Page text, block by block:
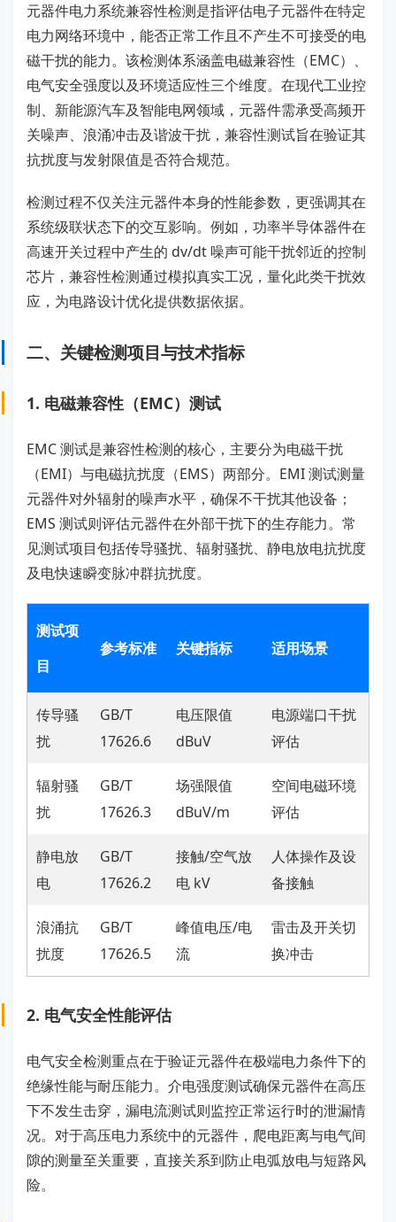
元器件电力系统兼容性检测是指评估电子元器件在特定
电力网络环境中，能否正常工作且不产生不可接受的电
磁干扰的能力。该检测体系涵盖电磁兼容性（EMC）、
电气安全强度以及环境适应性三个维度。在现代工业控
制、新能源汽车及智能电网领域，元器件需承受高频开
关噪声、浪涌冲击及谐波干扰，兼容性测试旨在验证其
抗扰度与发射限值是否符合规范。
检测过程不仅关注元器件本身的性能参数，更强调其在
系统级联状态下的交互影响。例如，功率半导体器件在
高速开关过程中产生的 dv/dt 噪声可能干扰邻近的控制
芯片，兼容性检测通过模拟真实工况，量化此类干扰效
应，为电路设计优化提供数据依据。
二、关键检测项目与技术指标
1. 电磁兼容性（EMC）测试
EMC 测试是兼容性检测的核心，主要分为电磁干扰
（EMI）与电磁抗扰度（EMS）两部分。EMI 测试测量
元器件对外辐射的噪声水平，确保不干扰其他设备；
EMS 测试则评估元器件在外部干扰下的生存能力。常
见测试项目包括传导骚扰、辐射骚扰、静电放电抗扰度
及电快速瞬变脉冲群抗扰度。
测试项
目
参考标准 关键指标 适用场景
传导骚
扰
GB/T
17626.6
电压限值
dBuV
电源端口干扰
评估
辐射骚
扰
GB/T
17626.3
场强限值
dBuV/m
空间电磁环境
评估
静电放
电
GB/T
17626.2
接触/空气放
电 kV
人体操作及设
备接触
浪涌抗
扰度
GB/T
17626.5
峰值电压/电
流
雷击及开关切
换冲击
2. 电气安全性能评估
电气安全检测重点在于验证元器件在极端电力条件下的
绝缘性能与耐压能力。介电强度测试确保元器件在高压
下不发生击穿，漏电流测试则监控正常运行时的泄漏情
况。对于高压电力系统中的元器件，爬电距离与电气间
隙的测量至关重要，直接关系到防止电弧放电与短路风
险。